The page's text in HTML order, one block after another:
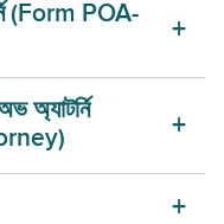
(Form POA-
অ্যাটর্নি